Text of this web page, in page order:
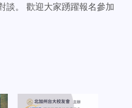
談。 歡迎大家踴躍報名參加